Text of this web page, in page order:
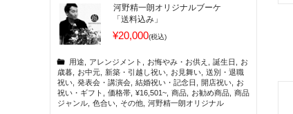
河野精一朗オリジナルブーケ
「送料込み」
¥20,000(税込)
用途 アレンジメント お悔やみ・お供え 誕生日
お
歳暮
お中元 新築・引越し祝い お見舞い 送別・退職
祝い 発表会・講演会 結婚祝い・記念日 開店祝い
お
祝い・ギフト
価格帯 ¥16,501~ 商品 お勧め商品 商品
ジャンル 色合い その他 河野精一朗オリジナル